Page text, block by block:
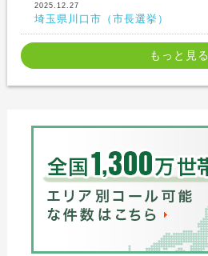
2025.12.27
埼玉県川口市（市長選挙）
もっと見る